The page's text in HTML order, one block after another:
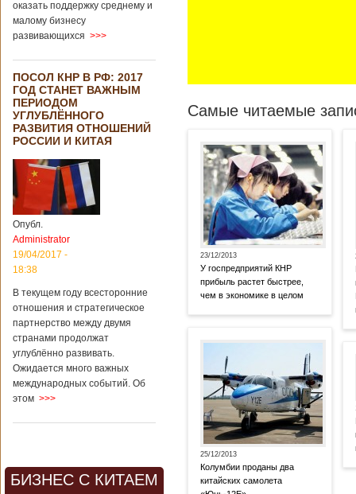
оказать поддержку среднему и
малому бизнесу
развивающихся >>>
ПОСОЛ КНР В РФ: 2017
ГОД СТАНЕТ ВАЖНЫМ
ПЕРИОДОМ
УГЛУБЛЁННОГО
РАЗВИТИЯ ОТНОШЕНИЙ
РОССИИ И КИТАЯ
Опубл.
Administrator
19/04/2017 -
18:38
В текущем году всесторонние
отношения и стратегическое
партнерство между двумя
странами продолжат
углублённо развивать.
Ожидается много важных
международных событий. Об
этом >>>
БИЗНЕС С КИТАЕМ
Самые читаемые
23/12/2013
У госпредприятий КНР
прибыль растет быстрее,
чем в экономике в целом
25/12/2013
Колумбии проданы два
китайских самолета